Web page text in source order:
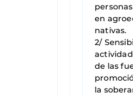
en
nativas.
2/
de las
la